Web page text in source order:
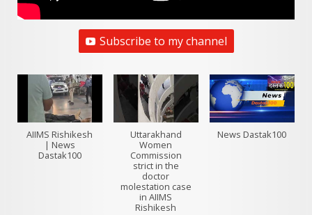
Subscribe to my channel
AIIMS Rishikesh
| News
Dastak100
Uttarakhand
Women
Commission
strict in the
doctor
molestation case
in AIIMS
Rishikesh
News Dastak100